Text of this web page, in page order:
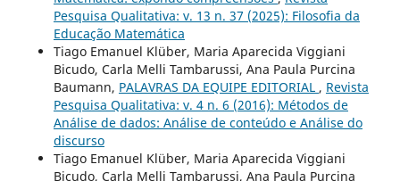
Pesquisa Qualitativa: v. 13 n. 37 (2025): Filosofia da
Educação Matemática
Tiago Emanuel Klüber, Maria Aparecida Viggiani
Bicudo, Carla Melli Tambarussi, Ana Paula Purcina
Baumann, PALAVRAS DA EQUIPE EDITORIAL , Revista
Pesquisa Qualitativa: v. 4 n. 6 (2016): Métodos de
Análise de dados: Análise de conteúdo e Análise do
discurso
Tiago Emanuel Klüber, Maria Aparecida Viggiani
Bicudo, Carla Melli Tambarussi, Ana Paula Purcina